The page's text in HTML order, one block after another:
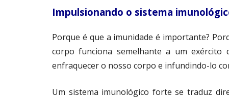
Impulsionando o sistema
Porque é que a imunidade é importante?
corpo funciona semelhante a um exército
enfraquecer o nosso corpo e infundindo-lo
Um sistema imunológico forte se traduz